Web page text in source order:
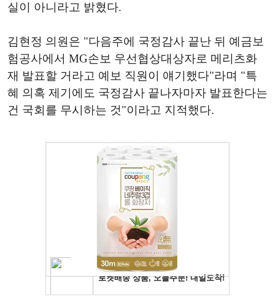
실이 아니라고 밝혔다.
김현정 의원은 "다음주에 국정감사 끝난 뒤 예금보
험공사에서 MG손보 우선협상대상자로 메리츠화
재 발표할 거라고 예보 직원이 얘기했다"라며 "특
혜 의혹 제기에도 국정감사 끝나자마자 발표한다는
건 국회를 무시하는 것"이라고 지적했다.